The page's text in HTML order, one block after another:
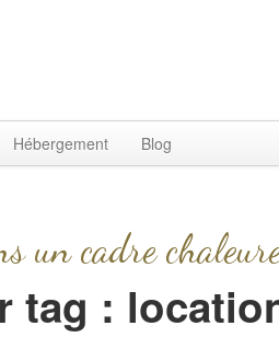
Hébergement Blog
un cadre
tag :